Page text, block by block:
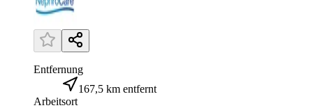
Entfernung
167,5 km entfernt
Arbeitsort